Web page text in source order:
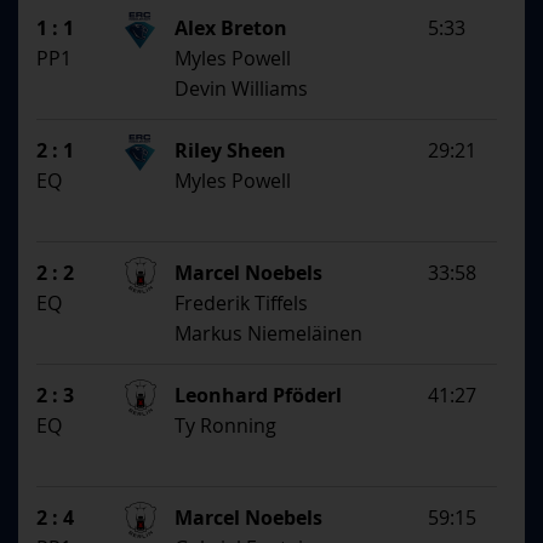
1 : 1 5:33
Alex Breton
Myles Powell
Devin Williams
PP1
2 : 1 29:21
Riley Sheen
Myles Powell
EQ
2 : 2 33:58
Marcel Noebels
Frederik Tiffels
Markus Niemeläinen
EQ
2 : 3 41:27
Leonhard Pföderl
Ty Ronning
EQ
2 : 4 59:15
Marcel Noebels